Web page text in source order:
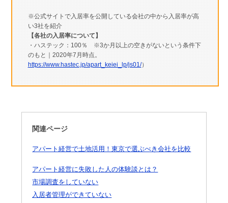
※公式サイトで入居率を公開している会社の中から入居率が高
い3社を紹介
【各社の入居率について】
・ハステック：100％ ※3か月以上の空きがないという条件下
のもと｜2020年7月時点。
https://www.hastec.jp/apart_keiei_lp/js01/）
関連ページ
アパート経営で土地活用！東京で選ぶべき会社を比較
アパート経営に失敗した人の体験談とは？
市場調査をしていない
入居者管理ができていない